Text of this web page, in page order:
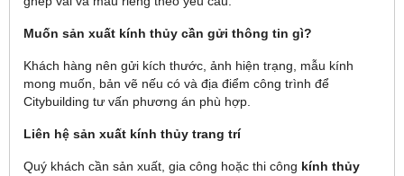
Muốn sản xuất kính thủy cần gửi thông tin gì?
Khách hàng nên gửi kích thước, ảnh hiện trạng, mẫu kính
mong muốn, bản vẽ nếu có và địa điểm công trình để
Citybuilding tư vấn phương án phù hợp.
Liên hệ sản xuất kính thủy trang trí
Quý khách cần sản xuất, gia công hoặc thi công kính thủy